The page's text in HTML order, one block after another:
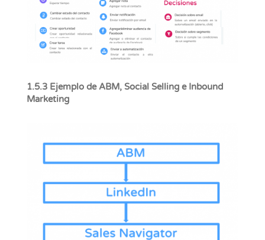
1.5.3 Ejemplo de ABM, Social Selling e Inbound
Marketing